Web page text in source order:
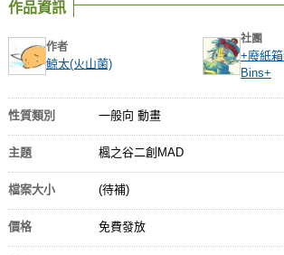
作品資訊
作者
鯨太(火山菌)
社團
+廢紙
Bins+
性質類別 一般向 動畫
主題 楓之谷二創MAD
檔案大小 (待補)
價格 免費發放